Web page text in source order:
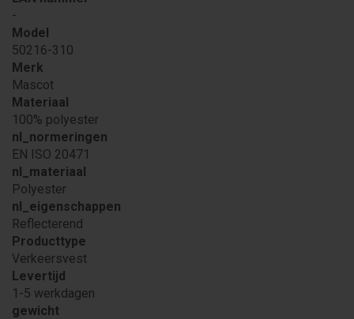
-
Model
50216-310
Merk
Mascot
Materiaal
100% polyester
nl_normeringen
EN ISO 20471
nl_materiaal
Polyester
nl_eigenschappen
Reflecterend
Producttype
Verkeersvest
Levertijd
1-5 werkdagen
gewicht